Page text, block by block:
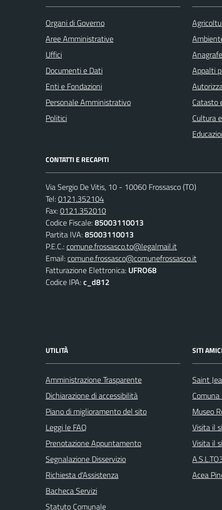
Organi di Governo
Aree Amministrative
Uffici
Documenti e Dati
Enti e Fondazioni
Personale Amministrativo
Politici
Appalti
Catasto
Cultura
CONTATTI E RECAPITI
Via Sergio De Vitis, 10 - 10060 Frossasco (TO)
Tel:0121.352104
Fax:0121.352010
Codice Fiscale:85003110013
Partita IVA:85003110013
P.E.C.:comune.frossasco.to@legalmail.it
Email:comune.frossasco@comunefrossasco.it
Fatturazione Elettronica: UFRO68
Codice IPA:c_d812
UTILITÀ
Amministrazione Trasparente
Dichiarazione di accessibilità
Piano di miglioramento del sito
Leggi le FAQ
Prenotazione Appuntamento
Segnalazione Disservizio
Richiesta d'Assistenza
Bacheca Servizi
Statuto Comunale
SITI AMICI
Saint
Museo
Visita il
Visita il
Acea